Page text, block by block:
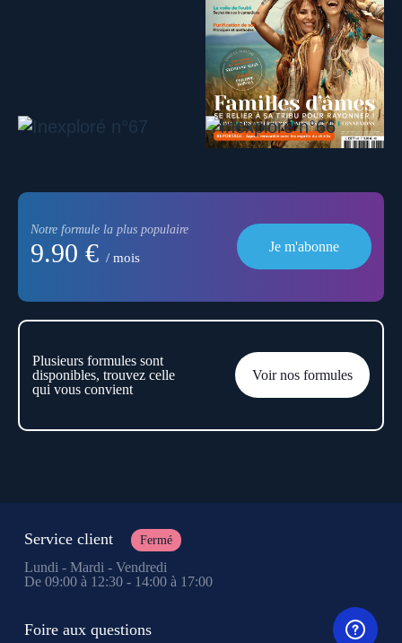
Notre formule la plus populaire
9.90 € / mois
Je m'abonne
Plusieurs formules sont
disponibles, trouvez celle
qui vous convient
Voir nos formules
Service client Fermé
Lundi - Mardi - Vendredi
De 09:00 à 12:30 - 14:00 à 17:00
Foire aux questions